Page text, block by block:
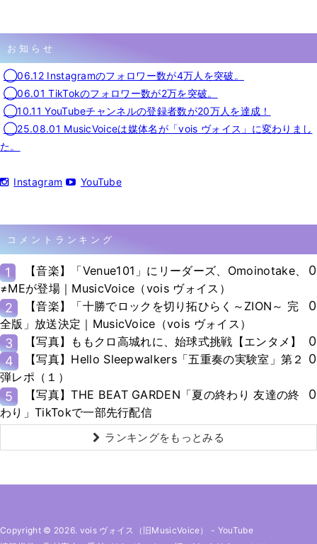
お知らせ
◯06.12 Instagramのフォロワー数が4万人を突破。
◯06.01 TikTokのフォロワー数が2万を突破。
◯10.11 YouTubeチャンネルの登録者数が20万人を達成！
◯25.08.01 MusicVoiceは媒体名が「vois ヴォイス」に変わりまし
た。
Instagram YouTube
コメントランキング
1
【音楽】「Venue101」にリーダーズ、Omoinotake、
≠MEが登場｜MusicVoice（vois ヴォイス）
0
2
【音楽】「十勝でロックを切り拓ひらく～ZION～ 完
全版」放送決定｜MusicVoice（vois ヴォイス）
0
3 【写真】ももクロ高城れに、始球式挑戦【エンタメ】
0
4
【写真】Hello Sleepwalkers「五重奏の実験室」第２
弾レポ（１）
0
5
【写真】THE BEAT GARDEN「夏の終わり 友達の終
わり」TikTokで一部先行配信
0
ランキングをもっとみる
Copyright © 2026. vois ヴォイス（旧MusicVoice） - YouTube